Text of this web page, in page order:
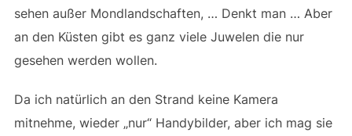
sehen außer Mondlandschaften, … Denkt man … Aber
an den Küsten gibt es ganz viele Juwelen die nur
gesehen werden wollen.
Da ich natürlich an den Strand keine Kamera
mitnehme, wieder „nur“ Handybilder, aber ich mag sie